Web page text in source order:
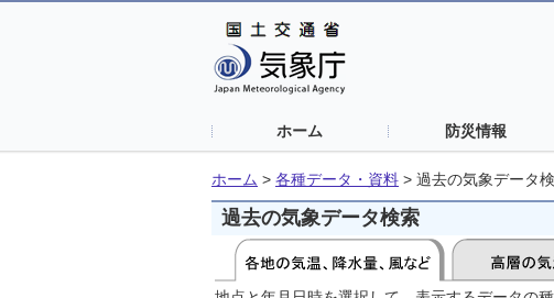
ホーム 防災情報
ホーム > 各種データ・資料 > 過去の気象データ
過去の気象データ検索